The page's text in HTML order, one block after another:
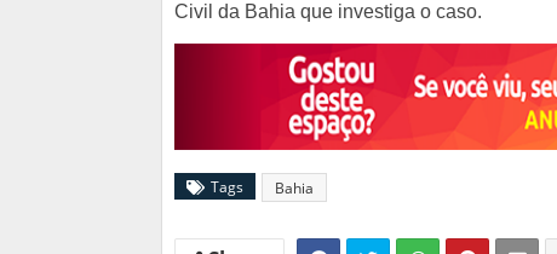
Civil da Bahia que investiga o caso.
Tags Bahia